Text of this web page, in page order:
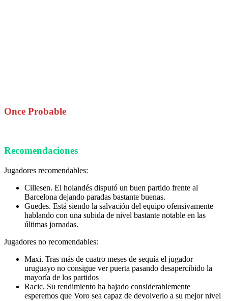
Once Probable
Recomendaciones
Jugadores recomendables:
Cillesen. El holandés disputó un buen partido frente al
Barcelona dejando paradas bastante buenas.
Guedes. Está siendo la salvación del equipo ofensivamente
hablando con una subida de nivel bastante notable en las
últimas jornadas.
Jugadores no recomendables:
Maxi. Tras más de cuatro meses de sequía el jugador
uruguayo no consigue ver puerta pasando desapercibido la
mayoría de los partidos
Racic. Su rendimiento ha bajado considerablemente
esperemos que Voro sea capaz de devolverlo a su mejor nivel